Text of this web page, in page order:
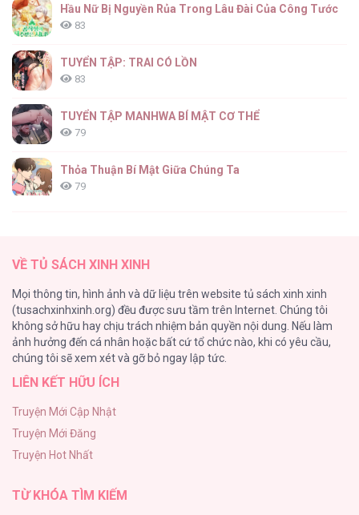
Hầu Nữ Bị Nguyền Rủa Trong Lâu Đài Của Công Tước
83
TUYỂN TẬP: TRAI CÓ LỒN
83
TUYỂN TẬP MANHWA BÍ MẬT CƠ THỂ
79
Thỏa Thuận Bí Mật Giữa Chúng Ta
79
51
Bí Mật Thanh Xuân
51
Ảo Mộng tình yêu
Con Tim Rung Động
47
VỀ TỦ SÁCH XINH XINH
Mọi thông tin, hình ảnh và dữ liệu trên website tủ sách xinh xinh
(tusachxinhxinh.org) đều được sưu tầm trên Internet. Chúng tôi
không sở hữu hay chịu trách nhiệm bản quyền nội dung. Nếu làm
ảnh hưởng đến cá nhân hoặc bất cứ tổ chức nào, khi có yêu cầu,
chúng tôi sẽ xem xét và gỡ bỏ ngay lập tức.
LIÊN KẾT HỮU ÍCH
Truyện Mới Cập Nhật
Truyện Mới Đăng
Truyện Hot Nhất
TỪ KHÓA TÌM KIẾM